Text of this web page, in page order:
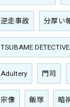
逆走事故 分厚い
TSUBAME
Adultery 門司
宗像 飯塚 暗